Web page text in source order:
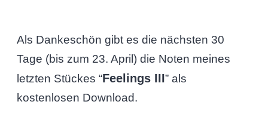
Als Dankeschön gibt es die nächsten 30
Tage (bis zum 23. April) die Noten meines
letzten Stückes “Feelings III” als
kostenlosen Download.